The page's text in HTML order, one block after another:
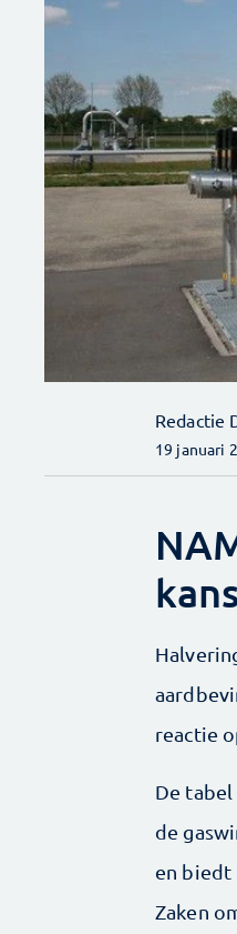
Redactie
19 januari
reactie
De
de
en biedt
Zaken